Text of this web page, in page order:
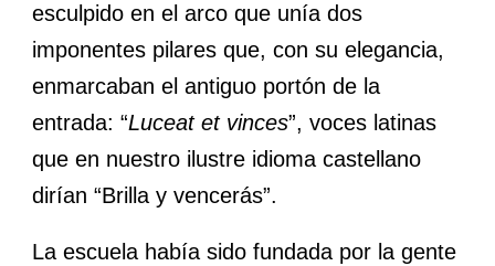
esculpido en el arco que unía dos
imponentes pilares que, con su elegancia,
enmarcaban el antiguo portón de la
entrada: “Luceat et vinces”, voces latinas
que en nuestro ilustre idioma castellano
dirían “Brilla y vencerás”.
La escuela había sido fundada por la gente